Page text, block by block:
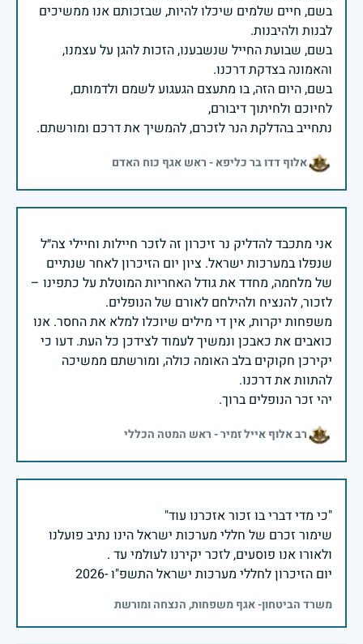
בשם, חיים שלמים שיכלו להיות, שבזכותם אנו ממשיכים
בשם, שבועת החייל שנשבענו, הזכות להגן על עצמנו,
בשם, היום הזה, בו מתעצם הגעגוע לשמם ולדמותם,
נתחייב בהדלקת הנר לזכרם, להמשיך את דרכם ומורשתם.
אלוף דדו בר כליפא - ראש אגף כוח האדם
אני מתכבד להדליק נר זיכרון זה לזכר חיילות וחיילי צה״ל
שנפלו במערכות ישראל. ציון יום הזיכרון לאחר שנתיים
של מלחמה, מחדד את גודל האחריות המוטלת על כתפינו –
משפחות יקרות, אין די מילים שיוכלו למלא את החסר. אנו
כואבים את כאבכן ונמשיך לעמוד לצידכן כל העת. דעו כי
יקירכן חקוקים בלב האומה כולה, ומורשתם ממשיכה
יהי זכר הנופלים ברוך.
רב אלוף אייל זמיר - ראש המטה הכללי
שימור זכרם של חללי מערכות ישראל הינו נתיב פועלנו
יום הזיכרון לחללי מערכות ישראל התשפ"ו -2026
משרד הביטחון- אגף משפחות, הנצחה ומורשת